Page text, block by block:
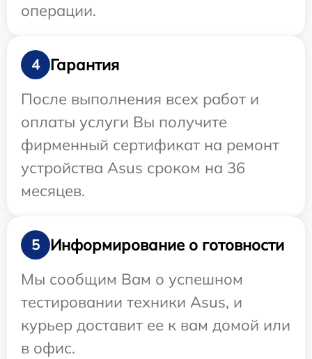
операции.
4
Гарантия
После выполнения всех работ и
оплаты услуги Вы получите
фирменный сертификат на ремонт
устройства Asus сроком на 36
месяцев.
5
Информирование о готовности
Мы сообщим Вам о успешном
тестировании техники Asus, и
курьер доставит ее к вам домой или
в офис.